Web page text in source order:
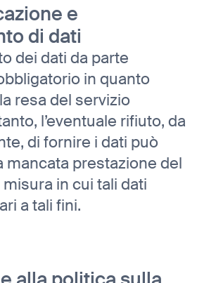
e
di dati
dei dati da parte
in quanto
resa del servizio
l’eventuale rifiuto, da
di fornire i dati può
mancata prestazione del
in cui tali dati
a tali fini.